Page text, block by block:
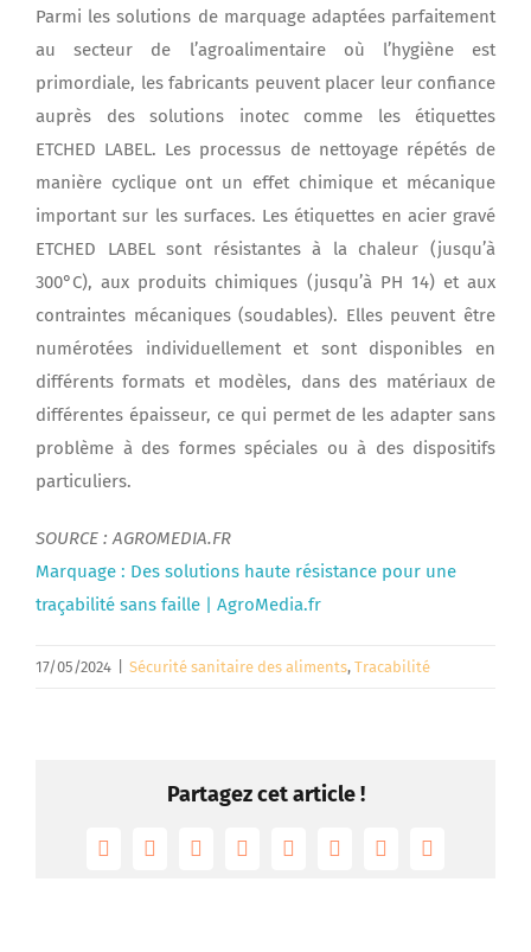
Parmi les solutions de marquage adaptées parfaitement
au secteur de l’agroalimentaire où l’hygiène est
primordiale, les fabricants peuvent placer leur confiance
auprès des solutions inotec comme les étiquettes
ETCHED LABEL. Les processus de nettoyage répétés de
manière cyclique ont un effet chimique et mécanique
important sur les surfaces. Les étiquettes en acier gravé
ETCHED LABEL sont résistantes à la chaleur (jusqu’à
300°C), aux produits chimiques (jusqu’à PH 14) et aux
contraintes mécaniques (soudables). Elles peuvent être
numérotées individuellement et sont disponibles en
différents formats et modèles, dans des matériaux de
différentes épaisseur, ce qui permet de les adapter sans
problème à des formes spéciales ou à des dispositifs
particuliers.
SOURCE : AGROMEDIA.FR
Marquage : Des solutions haute résistance pour une
traçabilité sans faille | AgroMedia.fr
17/05/2024 Sécurité sanitaire des aliments, Tracabilité
Partagez cet article !
FacebookTwitterRedditLinkedInTumblrPinterest
Vk Email